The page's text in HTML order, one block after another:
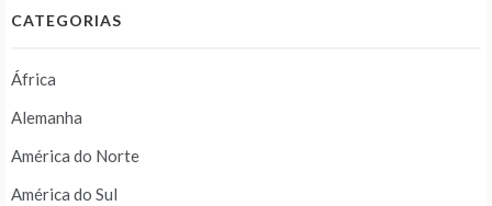
CATEGORIAS
África
Alemanha
América do Norte
América do Sul